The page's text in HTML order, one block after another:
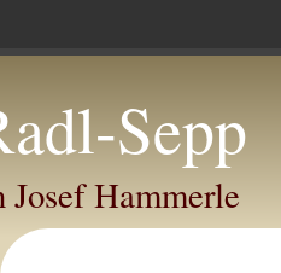
Sepp
Josef Hammerle